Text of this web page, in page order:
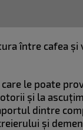
între cafea
le poate
și la
dintre
și